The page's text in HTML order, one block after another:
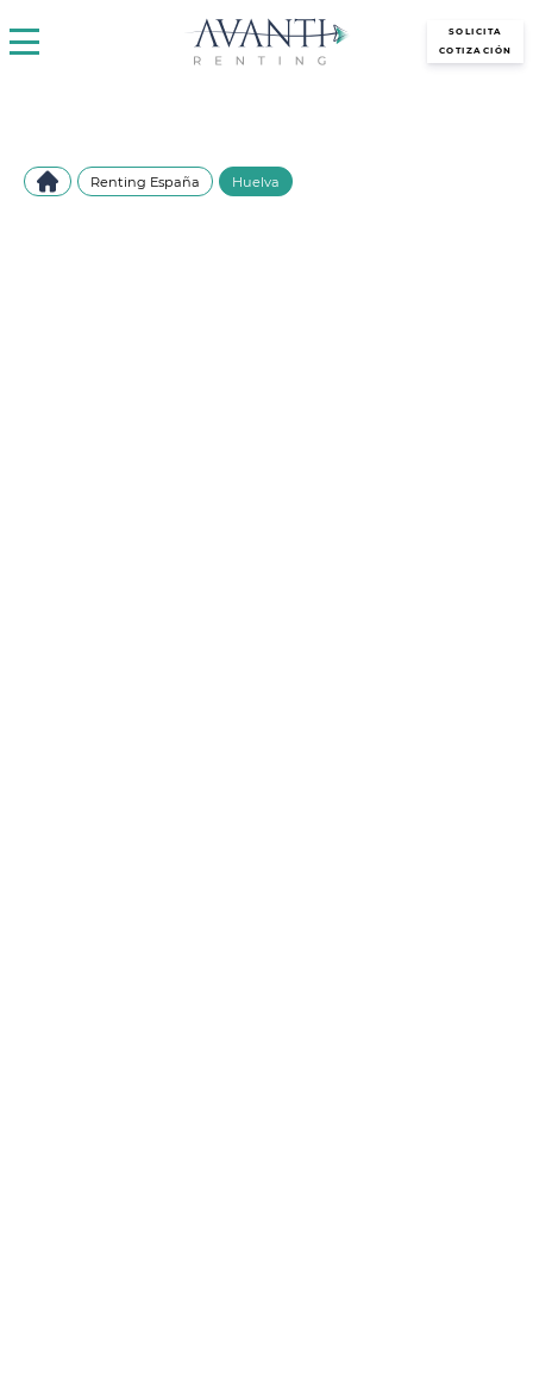
SOLICITA
COTIZACIÓN
Renting España Huelva